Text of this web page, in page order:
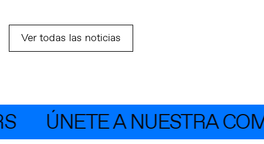
Ver todas las noticias
ÚNETE A NUESTRA